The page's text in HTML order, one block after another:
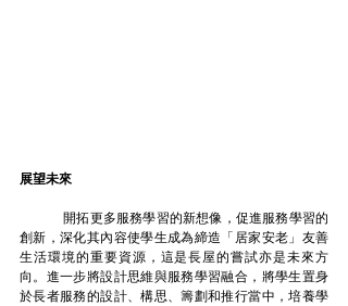
展望未來
	開拓更多服務學習的新想像，促進服務學習的
創新，深化其內容使學生成為締造「居家安老」友善
生活環境的重要資源，這是長屋的嘗試亦是未來方
向。進一步將設計思維與服務學習融合，將學生置身
於長者服務的設計、構思、籌劃和推行當中，培養學